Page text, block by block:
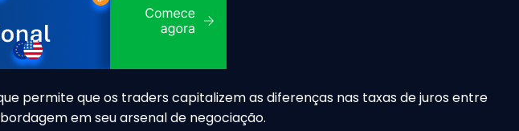
permite que os traders capitalizem as diferenças nas taxas de juros entre
em seu arsenal de negociação.